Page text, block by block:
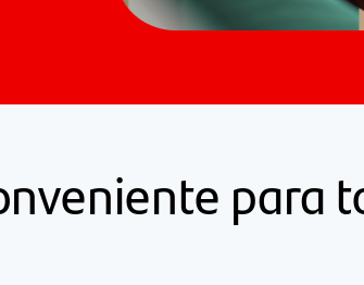
para